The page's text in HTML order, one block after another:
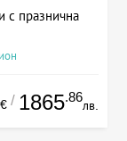
с празнична
€ / 1865.86
лв.